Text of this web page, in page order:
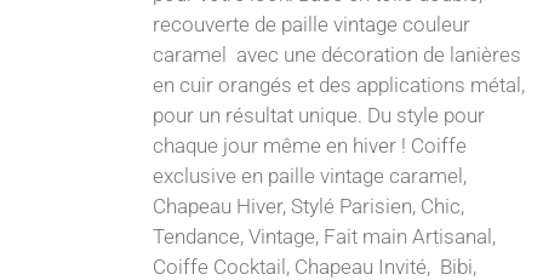
recouverte de paille vintage couleur
caramel avec une décoration de lanières
en cuir orangés et des applications métal,
pour un résultat unique. Du style pour
chaque jour même en hiver ! Coiffe
exclusive en paille vintage caramel,
Chapeau Hiver, Stylé Parisien, Chic,
Tendance, Vintage, Fait main Artisanal,
Coiffe Cocktail, Chapeau Invité, Bibi,